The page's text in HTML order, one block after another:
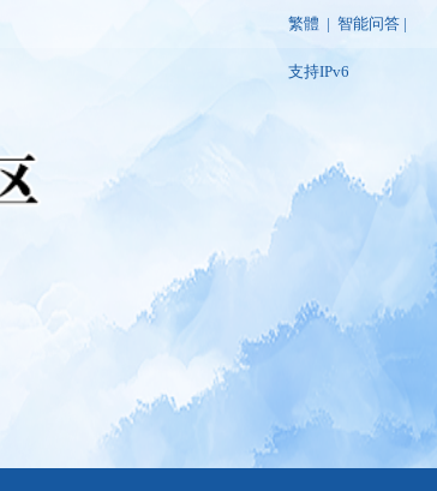
繁體 | 智能问答 |
支持IPv6